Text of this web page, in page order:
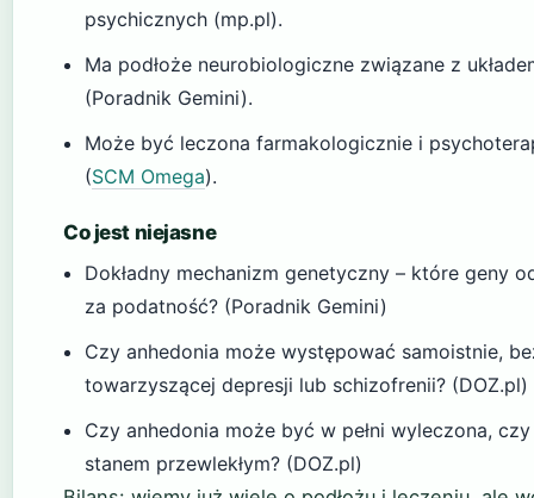
psychicznych (mp.pl).
Ma podłoże neurobiologiczne związane z
(Poradnik Gemini).
Może być leczona farmakologicznie i
(SCM Omega).
Co jest niejasne
Dokładny mechanizm genetyczny – które geny
za podatność? (Poradnik Gemini)
Czy anhedonia może występować samoistnie,
towarzyszącej depresji lub schizofrenii? (DOZ.pl)
Czy anhedonia może być w pełni wyleczona,
stanem przewlekłym? (DOZ.pl)